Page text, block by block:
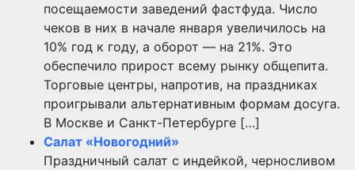
посещаемости заведений фастфуда. Число
чеков в них в начале января увеличилось на
10% год к году, а оборот — на 21%. Это
обеспечило прирост всему рынку общепита.
Торговые центры, напротив, на праздниках
проигрывали альтернативным формам досуга.
В Москве и Санкт-Петербурге […]
Салат «Новогодний»
Праздничный салат с индейкой, черносливом